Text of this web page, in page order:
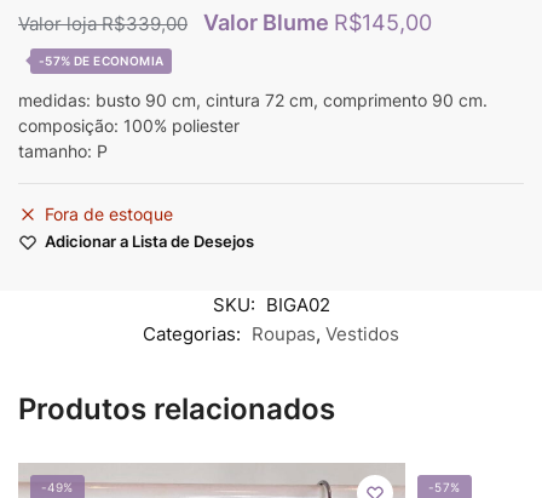
R$339,00 R$145,00
-57%
medidas: busto 90 cm, cintura 72 cm, comprimento 90 cm.
composição: 100% poliester
tamanho: P
Fora de estoque
Adicionar a Lista de Desejos
SKU: BIGA02
Categorias: Roupas, Vestidos
Produtos relacionados
-49% -57%